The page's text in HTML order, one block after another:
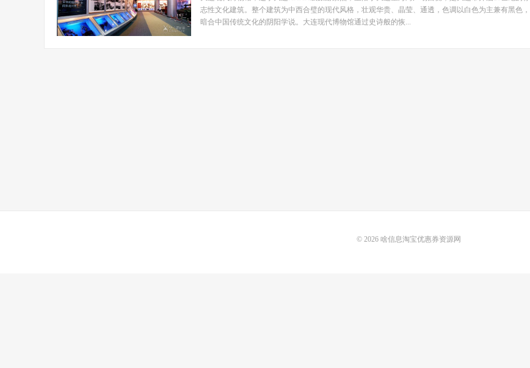
志性文化建筑。整个建筑为中西合璧的现代风格，壮观华贵、晶莹、通透，色调以白色为主兼有黑色，
暗合中国传统文化的阴阳学说。大连现代博物馆通过史诗般的恢...
© 2026 啥信息淘宝优惠券资源网